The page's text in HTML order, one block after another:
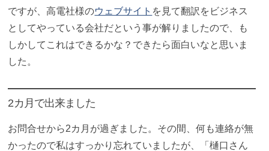
ですが、高電社様のウェブサイト を見て翻訳をビジネス
としてやっている会社だという事が解りましたので、も
しかしてこれはできるかな？できたら面白いなと思いま
した。
2カ月で出来ました
お問合せから2カ月が過ぎました。その間、何も連絡が無
かったので私はすっかり忘れていましたが、「樋口さん